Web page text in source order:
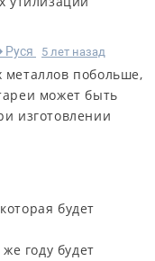
Руся 5 лет назад
металлов побольше,
может быть
изготовлении
будет
году будет